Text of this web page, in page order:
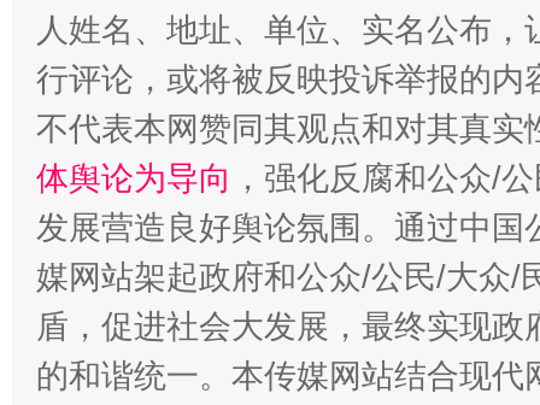
“蜀中异人”王建安的艺术幻境
人姓名、地址、单位、实名公布
行评论，或将被反映投诉举报的
不代表本网赞同其观点和对其真实
体舆论为导向 ，强化反腐和公众/
发展营造良好舆论氛围。通过中
媒网站架起政府和公众/公民/大众/
盾，促进社会大发展，最终实现
的和谐统一。本传媒网站结合现